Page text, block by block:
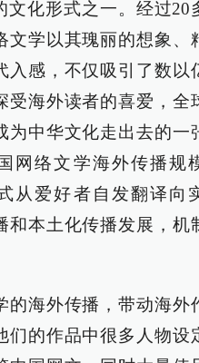
文化形式之一。经过20
文学以其瑰丽的想象、
入感，不仅吸引了数以
受海外读者的喜爱，全
为中华文化走出去的一
网络文学海外传播规
从爱好者自发翻译向
和本土化传播发展，机
的海外传播，带动海外
们的作品中很多人物设